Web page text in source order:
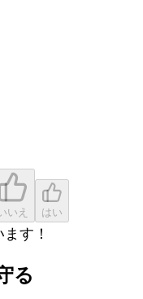
いえ はい
す！
る